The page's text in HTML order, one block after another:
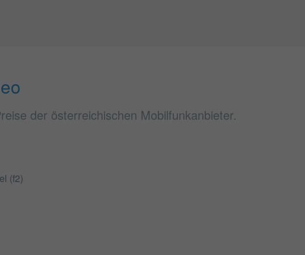
der österreichischen Mobilfunkanbieter.
(f2)